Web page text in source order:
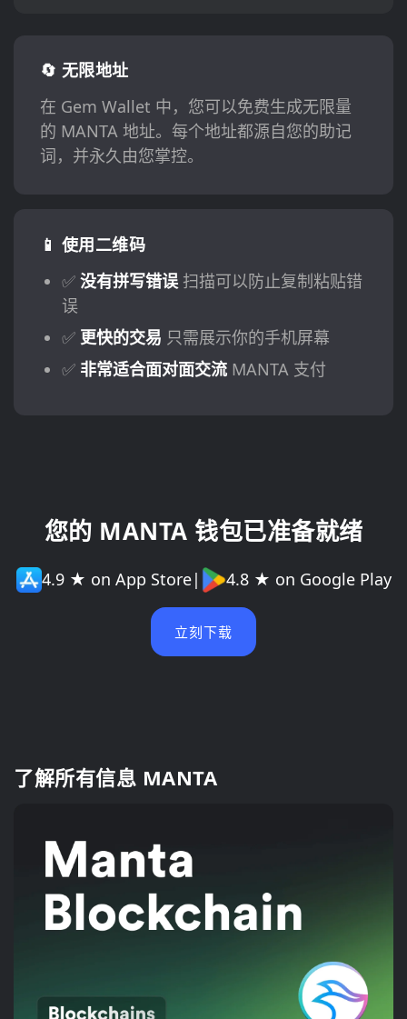
🔄 无限地址
在 Gem Wallet 中，您可以免费生成无限量
的 MANTA 地址。每个地址都源自您的助记
词，并永久由您掌控。
📱 使用二维码
✅ 没有拼写错误扫描可以防止复制粘贴错
误
✅ 更快的交易 只需展示你的手机屏幕
✅ 非常适合面对面交流MANTA 支付
您的 MANTA 钱包已准备就绪
4.9 ★ on App Store| 4.8 ★ on Google Play
立刻下载
了解所有信息 MANTA